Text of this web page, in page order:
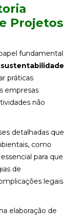
Projetos
fundamental
sustentabilidade
práticas
empresas
não
detalhadas que
como
para que
de
legais
elaboração de